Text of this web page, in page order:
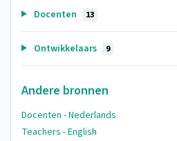
Docenten 13
Ontwikkelaars 9
Andere bronnen
Docenten - Nederlands
Teachers - English